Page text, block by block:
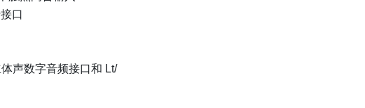
口
声数字音频接口和 Lt/